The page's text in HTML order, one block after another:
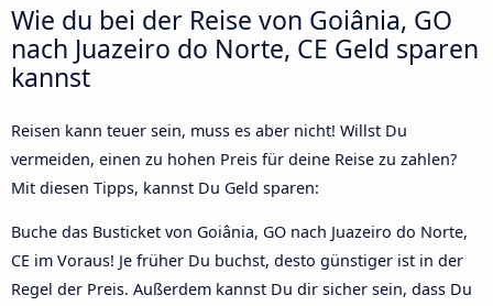
Wie du bei der Reise von Goiânia, GO
nach Juazeiro do Norte, CE Geld sparen
kannst
Reisen kann teuer sein, muss es aber nicht! Willst Du
vermeiden, einen zu hohen Preis für deine Reise zu zahlen?
Mit diesen Tipps, kannst Du Geld sparen:
Buche das Busticket von Goiânia, GO nach Juazeiro do Norte,
CE im Voraus! Je früher Du buchst, desto günstiger ist in der
Regel der Preis. Außerdem kannst Du dir sicher sein, dass Du